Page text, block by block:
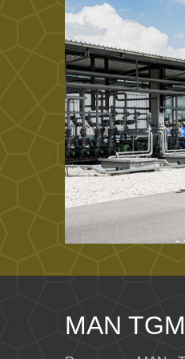
MAN